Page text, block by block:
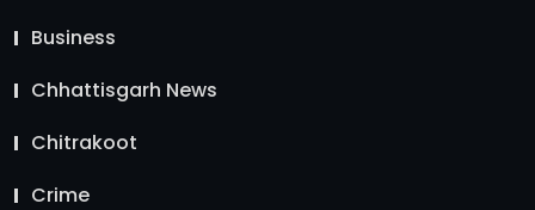
Business
Chhattisgarh News
Chitrakoot
Crime